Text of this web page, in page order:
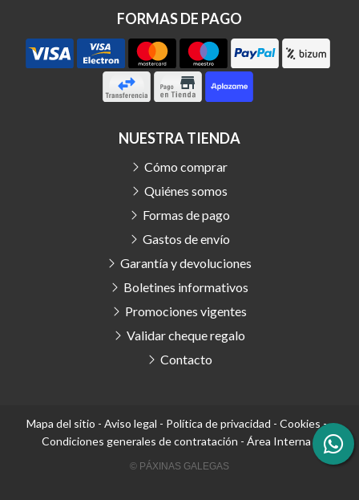
FORMAS DE PAGO
NUESTRA TIENDA
Cómo comprar
Quiénes somos
Formas de pago
Gastos de envío
Garantía y devoluciones
Boletines informativos
Promociones vigentes
Validar cheque regalo
Contacto
Mapa del sitio - Aviso legal - Política de privacidad - Cookies-
Condiciones generales de contratación - Área Interna
© PÁXINAS GALEGAS